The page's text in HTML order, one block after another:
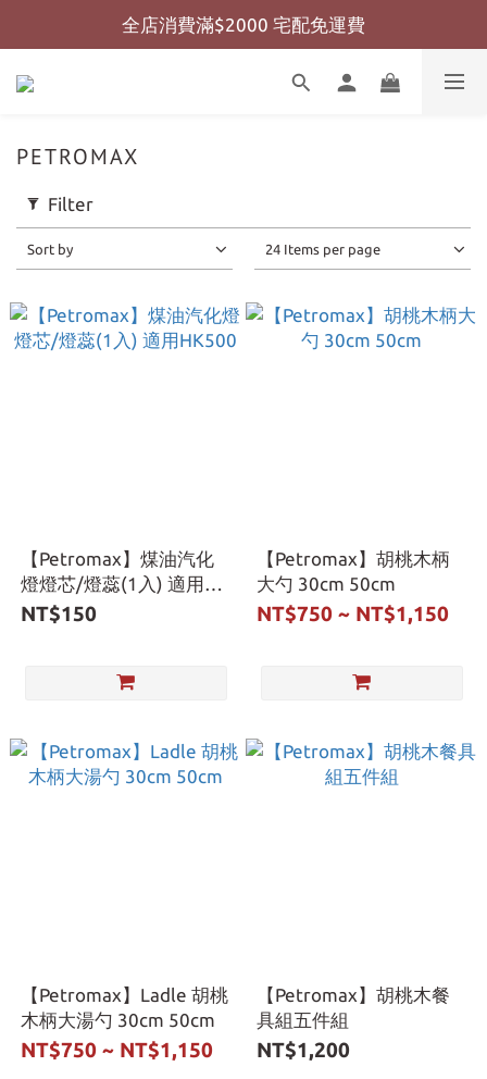
全店消費滿$999 超商免運費
全店消費滿$2000 宅配免運費
全店消費滿$999 超商免運費
PETROMAX
Filter
Sort by 24 Items per page
【Petromax】煤油汽化
燈燈芯/燈蕊(1入) 適用
HK500
NT$150
【Petromax】胡桃木柄
大勺 30cm 50cm
NT$750 ~ NT$1,150
【Petromax】Ladle 胡桃
木柄大湯勺 30cm 50cm
NT$750 ~ NT$1,150
【Petromax】胡桃木餐
具組五件組
NT$1,200